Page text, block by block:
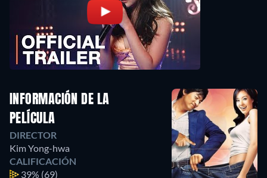
INFORMACIÓN DE LA
PELÍCULA
DIRECTOR
Kim Yong-hwa
CALIFICACIÓN
39% (69)